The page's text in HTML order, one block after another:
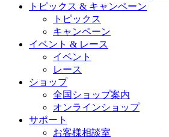
トピックス & キャンペーン
トピックス
キャンペーン
イベント & レース
イベント
レース
ショップ
全国ショップ案内
オンラインショップ
サポート
お客様相談室